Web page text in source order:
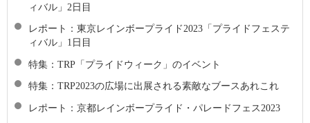
ィバル」2日目
レポート：東京レインボープライド2023「プライドフェステ
ィバル」1日目
特集：TRP「プライドウィーク」のイベント
特集：TRP2023の広場に出展される素敵なブースあれこれ
レポート：京都レインボープライド・パレードフェス2023